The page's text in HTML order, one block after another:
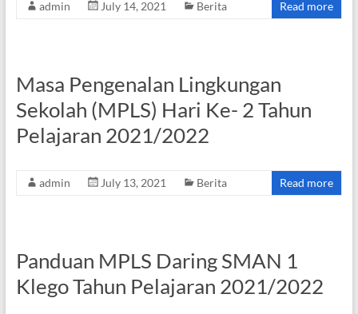
admin July 14, 2021 Berita Read more
Masa Pengenalan Lingkungan
Sekolah (MPLS) Hari Ke- 2 Tahun
Pelajaran 2021/2022
admin July 13, 2021 Berita Read more
Panduan MPLS Daring SMAN 1
Klego Tahun Pelajaran 2021/2022